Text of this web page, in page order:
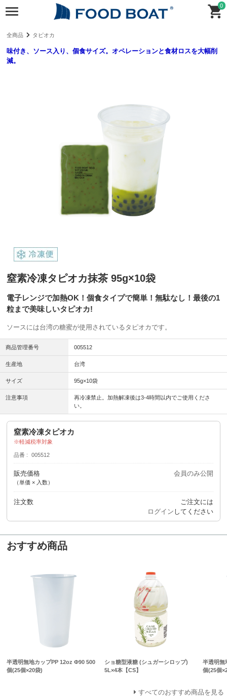
0
全商品 タピオカ
味付き、ソース入り、個食サイズ。オペレーションと食材ロスを大幅削
減。
窒素冷凍タピオカ抹茶 95g×10袋
電子レンジで加熱OK！個食タイプで簡単！無駄なし！最後の1
粒まで美味しいタピオカ!
ソースには台湾の糖蜜が使用されているタピオカです。
商品管理番号 005512
生産地 台湾
サイズ 95g×10袋
注意事項
再冷凍禁止。加熱解凍後は3-4時間以内でご使用くださ
い。
窒素冷凍タピオカ
軽減税率対象
品番 005512
販売価格
（単価 × 入数）
会員のみ公開
注文数
ご注文には
ログイン してください
おすすめ商品
半透明無地カップPP 12oz Φ90 500
個(25個×20袋)
ショ糖型液糖 (シュガーシロップ)
5L×4本【CS】
半透明無
個(25個
すべてのおすすめ商品を見る